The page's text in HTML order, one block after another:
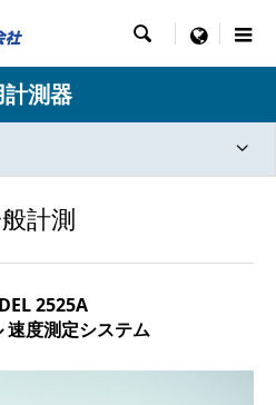
 menu
測器
計測
2525A
速度測定システム